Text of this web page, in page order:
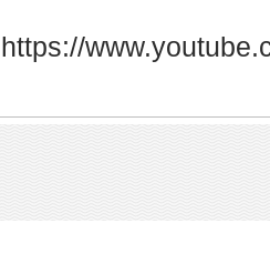
https://